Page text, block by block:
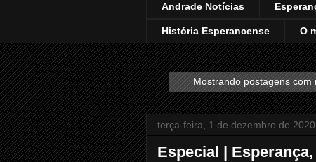
Andrade Notícias
História Esperancense O
Mostrando postagens
terça-feira, 1 de dezembro de 2020
Especial |